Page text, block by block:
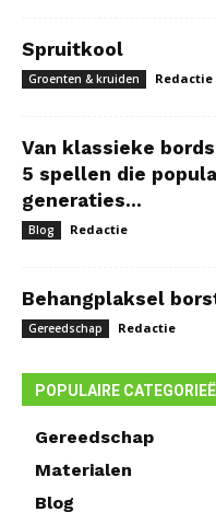
Spruitkool
Groenten & kruiden Redactie
Van klassieke
5 spellen die
generaties...
Blog Redactie
Behangplaksel
Gereedschap Redactie
POPULAIRE
Gereedschap
Materialen
Blog